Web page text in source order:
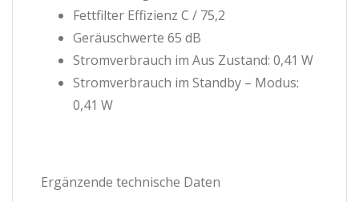
Fettfilter Effizienz C / 75,2
Geräuschwerte 65 dB
Stromverbrauch im Aus Zustand: 0,41 W
Stromverbrauch im Standby – Modus:
0,41 W
Ergänzende technische Daten